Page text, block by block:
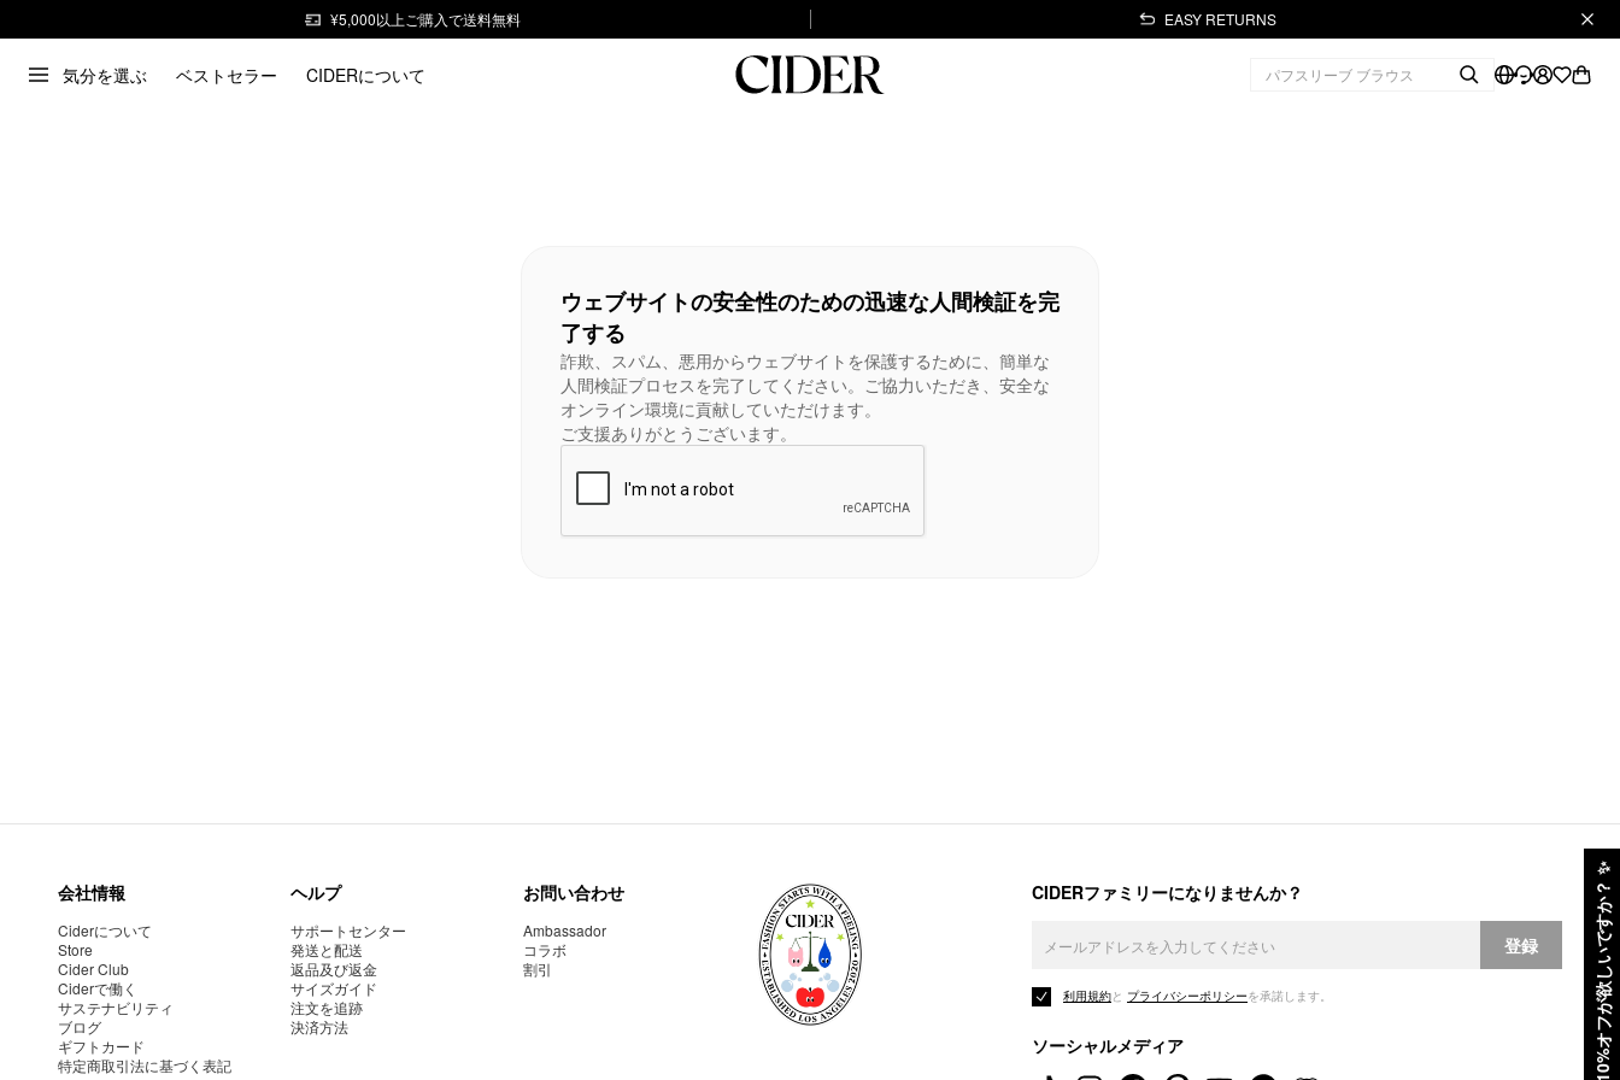
¥5,000以上ご購入で送料無料 EASY RETURNS
気分を選ぶ ベストセラー CIDERについて
10%オフが欲しいですか？
✨
ウェブサイトの安全性のための迅速な人間検証を完
了する
詐欺、スパム、悪用からウェブサイトを保護するために、簡単な
人間検証プロセスを完了してください。ご協力いただき、安全な
オンライン環境に貢献していただけます。
ご支援ありがとうございます。
会社情報
Ciderについて
Store
Cider Club
Ciderで働く
サステナビリティ
ブログ
ギフトカード
特定商取引法に基づく表記
ヘルプ
サポートセンター
発送と配送
返品及び返金
サイズガイド
注文を追跡
決済方法
お問い合わせ
Ambassador
コラボ
割引
CIDERファミリーになりませんか？
登録
利用規約と プライバシーポリシーを承諾します。
ソーシャルメディア